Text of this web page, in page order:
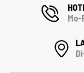
Mo-